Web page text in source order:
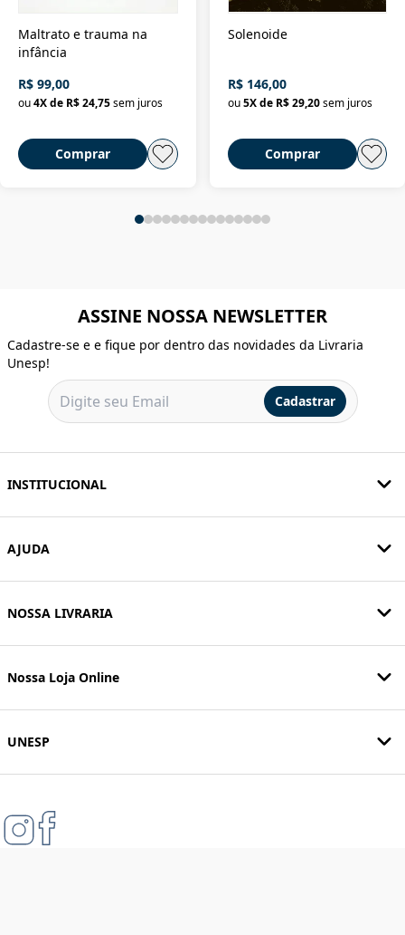
Maltrato e trauma na
infância
R$ 99,00
ou4X de R$ 24,75sem juros
Comprar
Solenoide
R$ 146,00
ou 5X de R$ 29,20 sem juros
Comprar
ASSINE NOSSA NEWSLETTER
Cadastre-se e e fique por dentro das novidades da Livraria
Unesp!
Cadastrar
INSTITUCIONAL
AJUDA
NOSSA LIVRARIA
Nossa Loja Online
UNESP